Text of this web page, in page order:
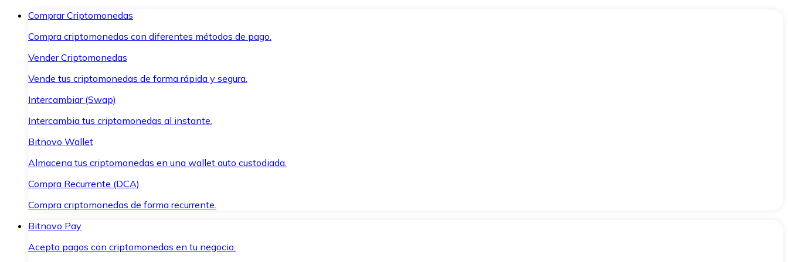
Comprar Criptomonedas
Compra criptomonedas con diferentes métodos de pago.
Vender Criptomonedas
Vende tus criptomonedas de forma rápida y segura.
Intercambiar (Swap)
Intercambia tus criptomonedas al instante.
Bitnovo Wallet
Almacena tus criptomonedas en una wallet auto custodiada.
Compra Recurrente (DCA)
Compra criptomonedas de forma recurrente.
Bitnovo Pay
Acepta pagos con criptomonedas en tu negocio.